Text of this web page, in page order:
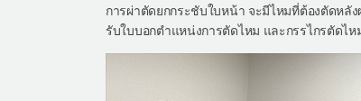
การผ่าตัดยกกระชับใบหน้า จะมีไหมที่ต้องตัดหลั
รับใบบอกตำแหน่งการตัดไหม และกรรไกรตัดไห